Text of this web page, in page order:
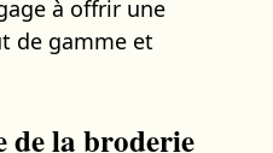
à offrir une
de gamme et
de la broderie